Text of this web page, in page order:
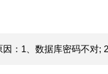
：1、数据库密码不对;